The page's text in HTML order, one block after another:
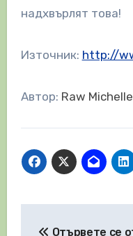
надхвърлят това!
Източник: http://
Автор: Raw Michelle
Отървете се